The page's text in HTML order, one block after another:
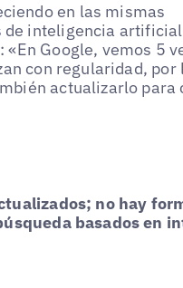
en las mismas
de inteligencia
Google, vemos 5
con regularidad, por
actualizarlo
no hay
basados en